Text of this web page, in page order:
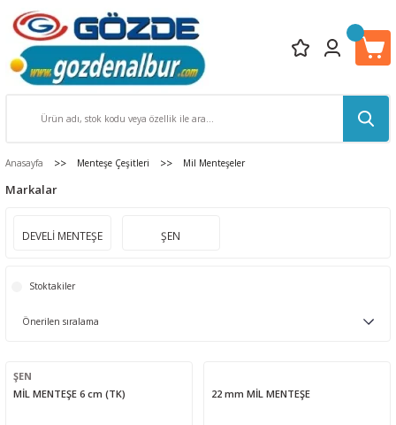
Anasayfa Menteşe Çeşitleri Mil Menteşeler
Markalar
DEVELİ MENTEŞE ŞEN
Stoktakiler
ŞEN
MİL MENTEŞE 6 cm (TK)
22 mm MİL MENTEŞE